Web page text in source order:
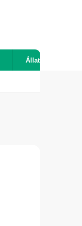
Állatok